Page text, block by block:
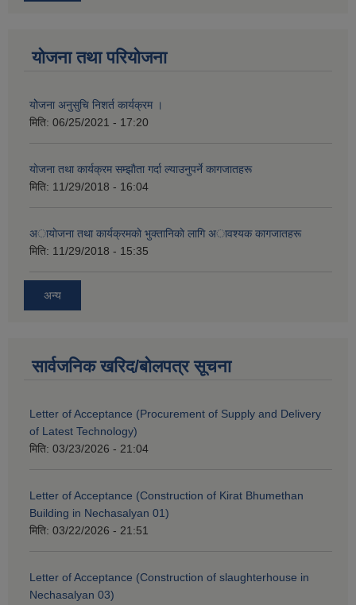
योजना तथा परियोजना
योेजना अनुसुचि निशर्त कार्यक्रम ।
मिति: 06/25/2021 - 17:20
याेजना तथा कार्यक्रम सम्झाैता गर्दा ल्याउनुपर्ने कागजातहरू
मिति: 11/29/2018 - 16:04
अायाेजना तथा कार्यक्रमकाे भुक्तानिकाे लागि अावश्यक कागजातहरू
मिति: 11/29/2018 - 15:35
अन्य
सार्वजनिक खरिद/बोलपत्र सूचना
Letter of Acceptance (Procurement of Supply and Delivery
of Latest Technology)
मिति: 03/23/2026 - 21:04
Letter of Acceptance (Construction of Kirat Bhumethan
Building in Nechasalyan 01)
मिति: 03/22/2026 - 21:51
Letter of Acceptance (Construction of slaughterhouse in
Nechasalyan 03)